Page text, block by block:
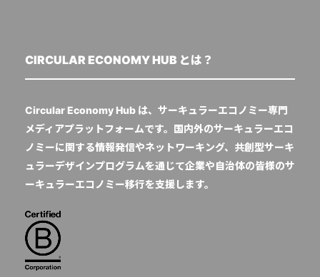
CIRCULAR ECONOMY HUB とは？
Circular Economy Hub は、サーキュラーエコノミー専門
メディアプラットフォームです。国内外のサーキュラーエコ
ノミーに関する情報発信やネットワーキング、共創型サーキ
ュラーデザインプログラムを通じて企業や自治体の皆様のサ
ーキュラーエコノミー移行を支援します。